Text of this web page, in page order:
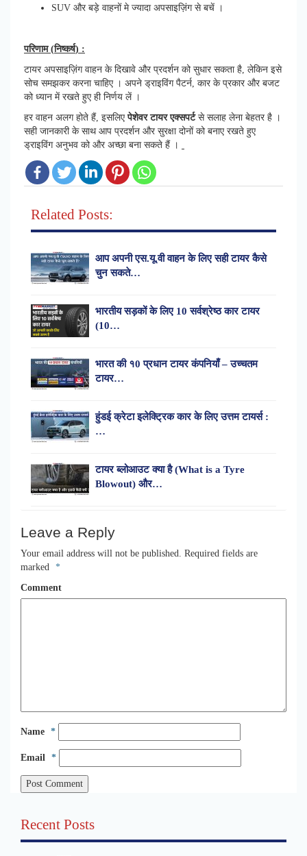
SUV और बड़े वाहनों मे ज्यादा अपसाइज़िंग से बचें ।
परिणाम(निष्कर्ष) :
टायर अपसाइज़िंग वाहन के दिखावे और प्रदर्शन को सुधार सकता है, लेकिन इसे
सोच समझकर करना चाहिए । अपने ड्राइविंग पैटर्न, कार के प्रकार और बजट
को ध्यान में रखते हुए ही निर्णय लें ।
हर वाहन अलग होते हैं, इसलिएपेशेवर टायर एक्सपर्टसे सलाह लेना बेहतर है ।
सही जानकारी के साथ आप प्रदर्शन और सुरक्षा दोनों को बनाए रखते हुए
ड्राइविंग अनुभव को और अच्छा बना सकते हैं ।
Related Posts:
आप अपनी एस.यू.वी वाहन के लिए सही टायर कैसे
चुन सकते…
भारतीय सड़कों के लिए 10 सर्वश्रेष्ठ कार टायर
(10…
भारत की १0 प्रधान टायर कंपनियाँ – उच्चतम
टायर…
हुंडई क्रेटा इलेक्ट्रिक कार के लिए उत्तम टायर्स :
…
टायर ब्लोआउट क्या है (What is a Tyre
Blowout) और…
Leave a Reply
Your email address will not be published. Required fields are
marked
*
Comment
Name *
Email *
Recent Posts